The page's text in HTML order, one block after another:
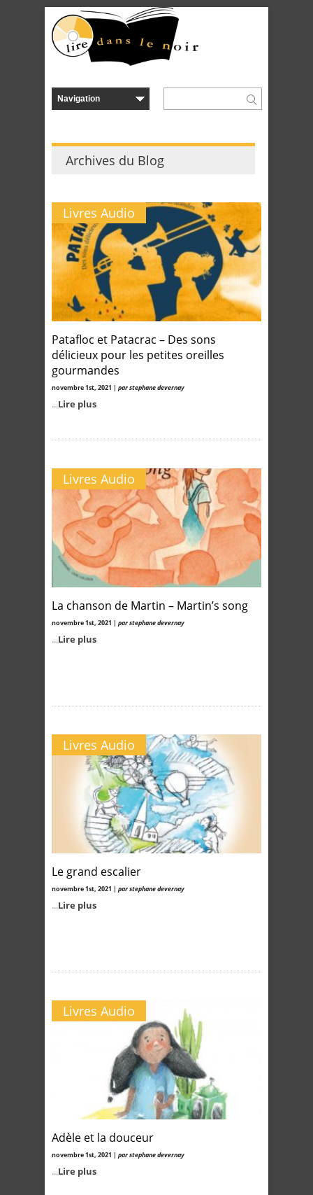
Archives du Blog
Livres Audio
Patafloc et Patacrac – Des sons
délicieux pour les petites oreilles
gourmandes
novembre 1st, 2021 | par stephane devernay
...Lire plus
Livres Audio
La chanson de Martin – Martin’s song
novembre 1st, 2021 | par stephane devernay
...Lire plus
Livres Audio
Le grand escalier
novembre 1st, 2021 | par stephane devernay
...Lire plus
Livres Audio
Adèle et la douceur
novembre 1st, 2021 | par stephane devernay
...Lire plus